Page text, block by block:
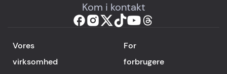
Kom i kontakt
Vores
virksomhed
For
forbrugere